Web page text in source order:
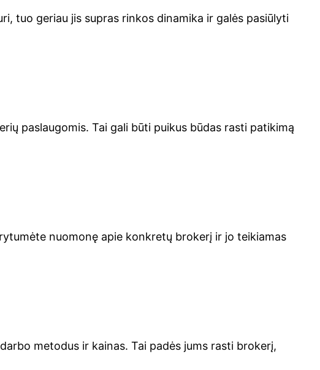
tuo geriau jis supras rinkos dinamika ir galės pasiūlyti
paslaugomis. Tai gali būti puikus būdas rasti patikimą
nuomonę apie konkretų brokerį ir jo teikiamas
metodus ir kainas. Tai padės jums rasti brokerį,